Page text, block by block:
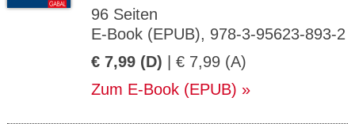
96 Seiten
E-Book (EPUB), 978-3-95623-893-2
€ 7,99 (D) | € 7,99 (A)
Zum E-Book (EPUB)